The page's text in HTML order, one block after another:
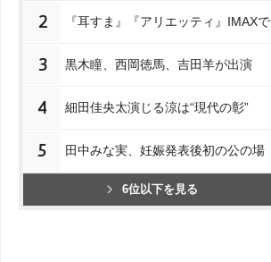
2 『耳すま』『アリエッティ』IMAXで
3 黒木瞳、西岡徳馬、吉田羊が出演
4 細田佳央太演じる涼は“現代の彰”
5 田中みな実、妊娠発表後初の公の場
6位以下を見る